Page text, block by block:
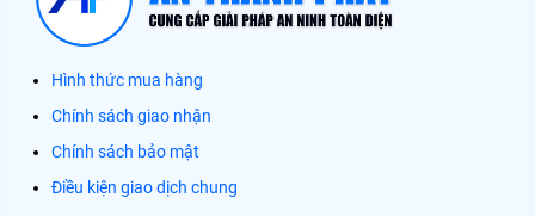
Hình thức mua hàng
Chính sách giao nhận
Chính sách bảo mật
Điều kiện giao dịch chung